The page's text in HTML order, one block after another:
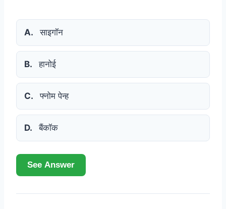
A. साइगॉन
B. हानोई
C. फ्नोम पेन्ह
D. बैंकॉक
See Answer